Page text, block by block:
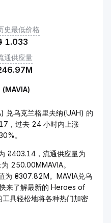
史最低价格
1.033
通供应量
兑乌克兰格里夫纳(UAH) 的
，过去 24 小时内上涨
。
₴403.14，流通供应量为
250.00MMAVIA。
为 ₴307.82M。MAVIA兑乌
来了解最新的 Heroes of
具轻松地将各种热门加密